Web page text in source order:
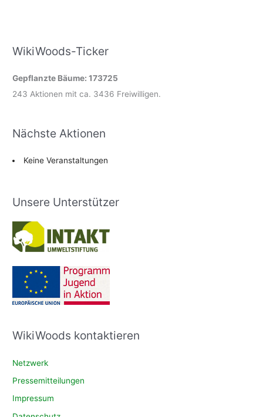
WikiWoods-Ticker
Gepflanzte Bäume: 173725
243 Aktionen mit ca. 3436 Freiwilligen.
Nächste Aktionen
Keine Veranstaltungen
Unsere Unterstützer
WikiWoods kontaktieren
Netzwerk
Pressemitteilungen
Impressum